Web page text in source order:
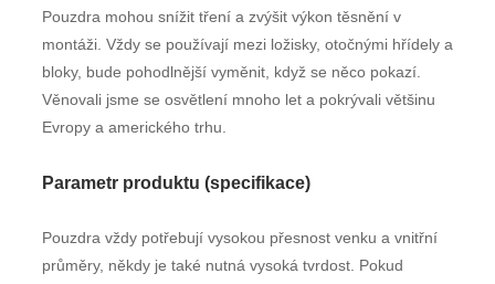
Pouzdra mohou snížit tření a zvýšit výkon těsnění v
montáži. Vždy se používají mezi ložisky, otočnými hřídely a
bloky, bude pohodlnější vyměnit, když se něco pokazí.
Věnovali jsme se osvětlení mnoho let a pokrývali většinu
Evropy a amerického trhu.
Parametr produktu (specifikace)
Pouzdra vždy potřebují vysokou přesnost venku a vnitřní
průměry, někdy je také nutná vysoká tvrdost. Pokud